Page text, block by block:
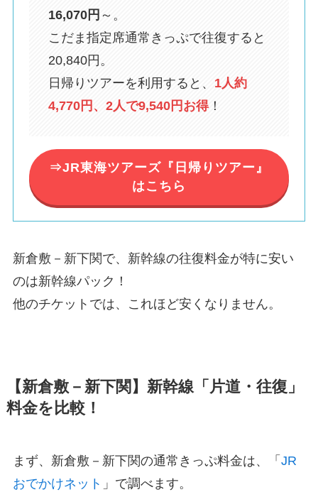
16,070円 ～。
こだま指定席通常きっぷで往復すると
20,840円。
日帰りツアーを利用すると、 1人約
4,770円、2人で9,540円お得！
⇒JR東海ツアーズ『日帰りツアー』
はこちら
新倉敷－新下関で、新幹線の往復料金が特に安い
のは新幹線パック！
他のチケットでは、これほど安くなりません。
【新倉敷－新下関】新幹線「片道・往復」
料金を比較！
まず、新倉敷－新下関の通常きっぷ料金は、「 JR
おでかけネット 」で調べます。